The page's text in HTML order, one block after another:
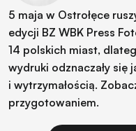
5 maja w Ostrołęce
edycji BZ WBK Press
14 polskich miast,
wydruki odznaczały się
i wytrzymałością.
przygotowaniem.